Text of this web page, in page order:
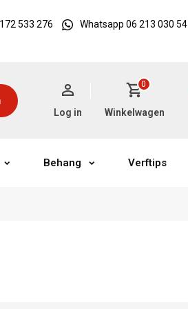
533 276 Whatsapp 06 213 030 54
0
Winkelwagen
Log in
Behang Verftips